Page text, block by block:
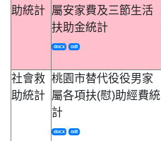
助統計 屬安家費及三節生活
扶助金統計
docx odt
社會救
助統計
桃園市替代役役男家
屬各項扶(慰)助經費統
計
docx odt